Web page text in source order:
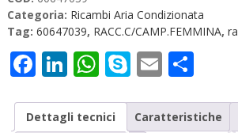
G10
1/2"
quantità
Categoria: Ricambi Aria Condizionata
Tag: 60647039, RACC.C/CAMP.FEMMINA,
Facebook
LinkedIn
WhatsApp
Skype
Email
Dettagli tecnici Caratteristiche